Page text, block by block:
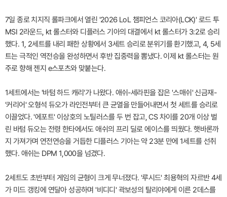
7일 종로 치지직 롤파크에서 열린 '2026 LoL 챔피언스 코리아(LCK)' 로드 투
MSI 2라운드, kt 롤스터와 디플러스 기아의 대결에서 kt 롤스터가 3:2로 승리
했다. 1, 2세트를 내리 패한 상황에서 3세트 승리로 분위기를 환기했고, 4, 5세
트는 극적인 역전승을 완성하면서 후반 집중력을 뽐냈다. 이제 kt 롤스터는 원
주로 향해 젠지 e스포츠와 맞붙는다.
1세트에서는 '바텀 하드 캐리'가 나왔다. 애쉬-세라핀을 잡은 '스매쉬' 신금재-
'커리어' 오형석 듀오가 라인전부터 큰 균열을 만들어내면서 첫 세트를 승리로
이끌었다. '에포트' 이상호의 노틸러스를 두 번 잡고, CS 차이를 20개 이상 벌
린 바텀 듀오는 전령 한타에서도 애쉬의 프리 딜로 에이스를 띄웠다. 햇바론까
지 가져가며 연전연승을 거듭한 디플러스 기아는 약 23분 만에 1세트를 선취
했다. 애쉬는 DPM 1,000을 넘겼다.
2세트도 초반부터 게임의 균형이 크게 무너졌다. '루시드' 최용혁의 자르반 4세
가 미드 갱킹에 연달아 성공하며 '비디디' 곽보성의 탈리야에게 이른 2데스를